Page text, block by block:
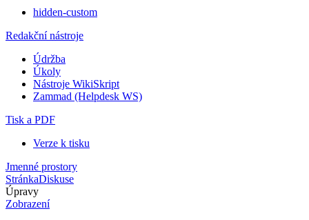
hidden-custom
Redakční nástroje
Údržba
Úkoly
Nástroje WikiSkript
Zammad (Helpdesk WS)
Tisk a PDF
Verze k tisku
Jmenné prostory
StránkaDiskuse
Úpravy
Zobrazení